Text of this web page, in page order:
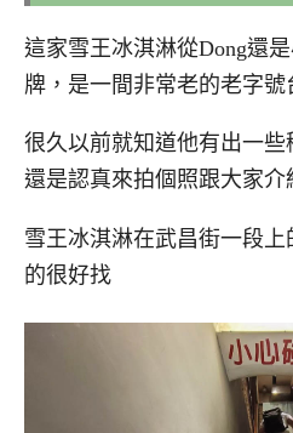
這家雪王冰淇淋從Dong還
牌，是一間非常老的老字號
很久以前就知道他有出一
還是認真來拍個照跟大家介
雪王冰淇淋在武昌街一段
的很好找